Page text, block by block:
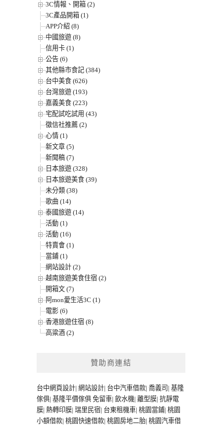
3C情報、開箱 (2)
3C產品開箱 (1)
APP介紹 (8)
中國旅遊 (8)
信用卡 (1)
公告 (6)
其他縣市食記 (384)
台中美食 (626)
台灣旅遊 (193)
嘉義美食 (223)
宅配試吃試用 (43)
徵信社推薦 (2)
心情 (1)
新文章 (5)
新聞稿 (7)
日本旅遊 (328)
日本旅遊美食 (39)
未分類 (38)
歌曲 (14)
泰國旅遊 (14)
活動 (1)
活動 (16)
特賣會 (1)
當鋪 (1)
網站設計 (2)
越南旅遊美食住宿 (2)
開箱文 (7)
阿mon愛生活3C (1)
電影 (6)
香港旅遊住宿 (8)
高粱酒 (2)
贊助商連結
台中網頁設計| 網站設計| 台中汽車借款| 喬義司 | 基隆
傢俱| 基隆平價傢俱 免留車| 飲水機| 離型膜| 抗靜電
膜| 熱轉印膜| 瑞里民宿| 台東租機車| 桃園當鋪| 桃園
小額借款| 桃園快速借款| 桃園房地二胎| 桃園汽車借